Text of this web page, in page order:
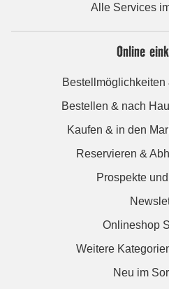
Alle Services
Online
Bestellmöglichkeiten
Bestellen & nach
Kaufen & in den
Reservieren &
Prospekte
Onlineshop
Weitere
Neu im